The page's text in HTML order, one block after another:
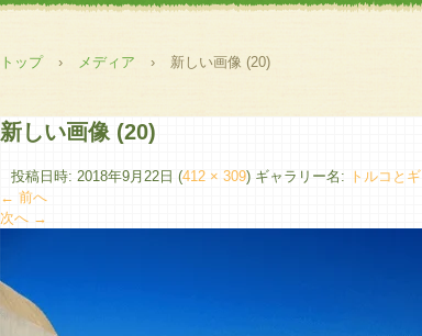
トップ › メディア › 新しい画像 (20)
新しい画像 (20)
投稿日時: 2018年9月22日 (412 × 309) ギャラリー名: トルコと
← 前へ
次へ →